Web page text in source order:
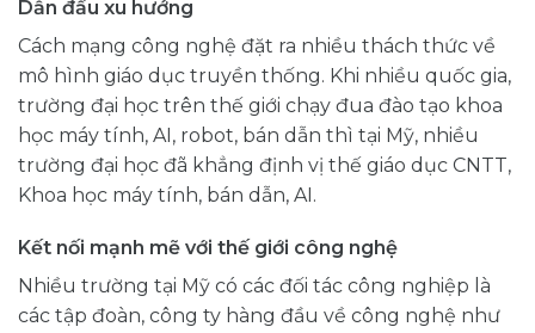
Dẫn đầu xu hướng
Cách mạng công nghệ đặt ra nhiều thách thức về
mô hình giáo dục truyền thống. Khi nhiều quốc gia,
trường đại học trên thế giới chạy đua đào tạo khoa
học máy tính, AI, robot, bán dẫn thì tại Mỹ, nhiều
trường đại học đã khẳng định vị thế giáo dục CNTT,
Khoa học máy tính, bán dẫn, AI.
Kết nối mạnh mẽ với thế giới công nghệ
Nhiều trường tại Mỹ có các đối tác công nghiệp là
các tập đoàn, công ty hàng đầu về công nghệ như